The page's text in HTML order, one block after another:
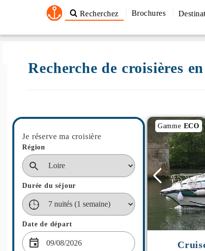
Recherchez Brochures
Recherche de croisières
Je réserve ma croisière
Région
Durée du séjour
Date de départ
Gamme ECO